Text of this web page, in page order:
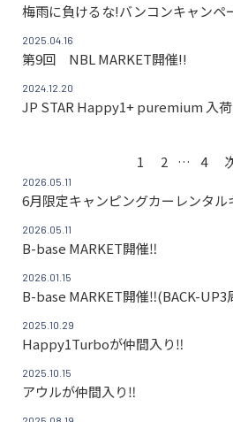
梅雨に負けるな!バンコンキャンペ
2025.04.16
第9回 NBL MARKET開催!!
2024.12.20
JP STAR Happy1+ puremium 入
1 2 … 4
2026.05.11
6月限定キャンピングカーレンタル
2026.05.11
B-base MARKET開催‼
2026.01.15
B-base MARKET開催‼(BACK-UP3
2025.10.29
Happy1Turboが仲間入り‼
2025.10.15
アウルが仲間入り‼